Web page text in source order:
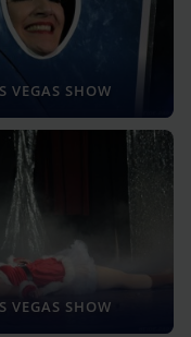
VEGAS SHOW
VEGAS SHOW